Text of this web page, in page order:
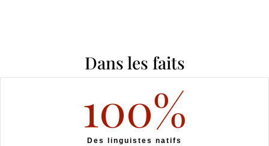
Dans les faits
Des linguistes natifs
100%